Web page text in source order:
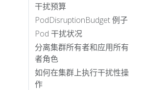
干扰预算
PodDisruptionBudget 例子
Pod 干扰状况
分离集群所有者和应用所有
者角色
如何在集群上执行干扰性操
作